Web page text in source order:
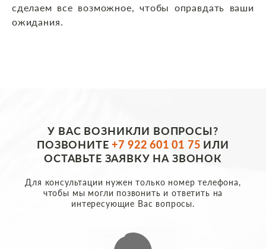
сделаем все возможное, чтобы оправдать ваши
ожидания.
У ВАС ВОЗНИКЛИ ВОПРОСЫ?
ПОЗВОНИТЕ+7 922 601 01 75 ИЛИ
ОСТАВЬТЕ ЗАЯВКУ НА ЗВОНОК
Для консультации нужен только номер телефона,
чтобы мы могли позвонить и ответить на
интересующие Вас вопросы.